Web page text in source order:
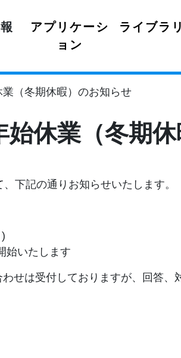
アプリケーシ
ョン
ライブラリ
（冬期休暇）のお知らせ
始休業（冬期
下記の通りお知らせいたします。
始いたします
せは受付しておりますが、回答